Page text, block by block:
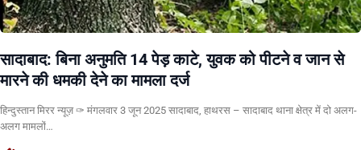
सादाबाद: बिना अनुमति 14 पेड़ काटे, युवक को पीटने व जान से
मारने की धमकी देने का मामला दर्ज
हिन्दुस्तान मिरर न्यूज़ ✑ मंगलवार 3 जून 2025 सादाबाद, हाथरस – सादाबाद थाना क्षेत्र में दो अलग-
अलग मामलों…